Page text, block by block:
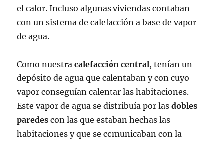
el calor. Incluso algunas viviendas contaban
con un sistema de calefacción a base de vapor
de agua.
Como nuestracalefacción central, tenían un
depósito de agua que calentaban y con cuyo
vapor conseguían calentar las habitaciones.
Este vapor de agua se distribuía por lasdobles
paredes con las que estaban hechas las
habitaciones y que se comunicaban con la